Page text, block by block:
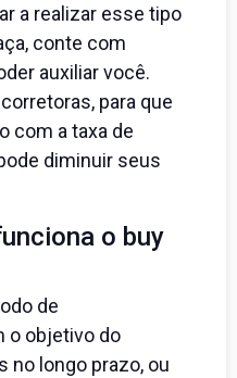
a realizar esse tipo
conte com
auxiliar você.
para que
com a taxa de
diminuir seus
o buy
de
o objetivo do
no longo prazo, ou